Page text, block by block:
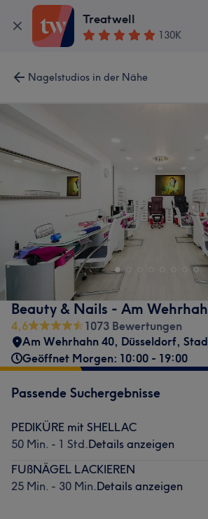
Treatwell
130K
Nagelstudios in der Nähe
Beauty & Nails - Am
4,6
1073 Bewertungen
Am Wehrhahn 40, Düsseldorf,
Geöffnet Morgen: 10:00 - 19:00
Passende Suchergebnisse
PEDIKÜRE mit SHELLAC
50 Min. - 1 Std.Details anzeigen
FUßNÄGEL LACKIEREN
25 Min. - 30 Min.Details anzeigen